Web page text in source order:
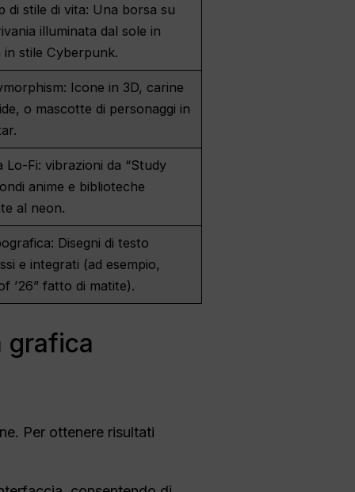
di stile di vita: Una borsa su
illuminata dal sole in
in stile Cyberpunk.
Icone in 3D, carine
o mascotte di personaggi in
Lo-Fi: vibrazioni da “Study
anime e biblioteche
al neon.
Disegni di testo
e integrati (ad esempio,
’26” fatto di matite).
grafica
Per ottenere risultati